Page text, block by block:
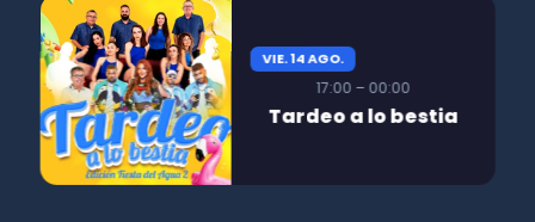
VIE. 14 AGO.
17:00 – 00:00
Tardeo a lo bestia